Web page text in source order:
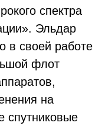
спектра
Эльдар
в своей работе
флот
на
спутниковые